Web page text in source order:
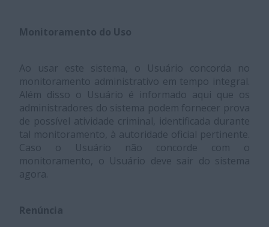
Monitoramento do Uso
Ao usar este sistema, o Usuário concorda no
monitoramento administrativo em tempo integral.
Além disso o Usuário é informado aqui que os
administradores do sistema podem fornecer prova
de possível atividade criminal, identificada durante
tal monitoramento, à autoridade oficial pertinente.
Caso o Usuário não concorde com o
monitoramento, o Usuário deve sair do sistema
agora.
Renúncia